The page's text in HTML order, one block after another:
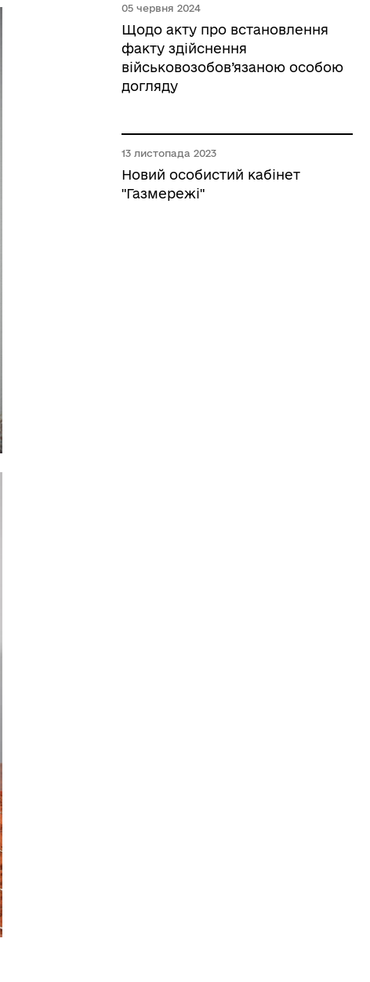
05 червня 2024
Щодо акту про встановлення
факту здійснення
військовозобов’язаною особою
догляду
13 листопада 2023
Новий особистий кабінет
"Газмережі"